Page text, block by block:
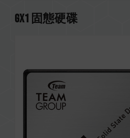
GX1 固態硬碟